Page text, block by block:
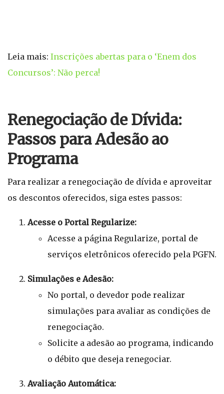
Leia mais: Inscrições abertas para o ‘Enem dos
Concursos’: Não perca!
Renegociação de Dívida:
Passos para Adesão ao
Programa
Para realizar a renegociação de dívida e aproveitar
os descontos oferecidos, siga estes passos:
Acesse o Portal Regularize:
Acesse a página Regularize, portal de
serviços eletrônicos oferecido pela PGFN.
Simulações e Adesão:
No portal, o devedor pode realizar
simulações para avaliar as condições de
renegociação.
Solicite a adesão ao programa, indicando
o débito que deseja renegociar.
Avaliação Automática: